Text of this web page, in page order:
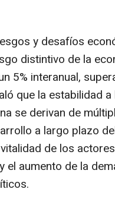
y desafíos
distintivo de la
5% interanual,
que la estabilidad
se derivan de
a largo plazo
de los
aumento de la